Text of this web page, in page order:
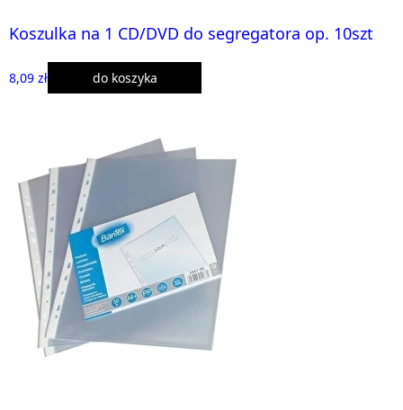
Koszulka na 1 CD/DVD do segregatora op. 10szt
8,09 zł do koszyka